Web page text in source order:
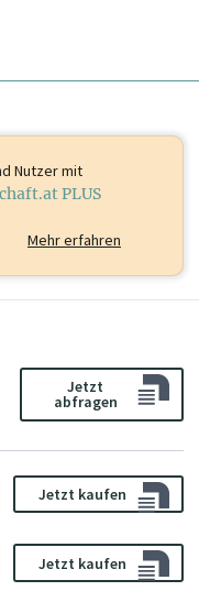
Nutzer mit
PLUS
Mehr erfahren
Jetzt
abfragen
Jetzt kaufen
Jetzt kaufen